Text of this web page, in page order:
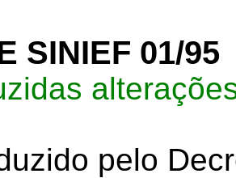
SINIEF 01/95
pelo